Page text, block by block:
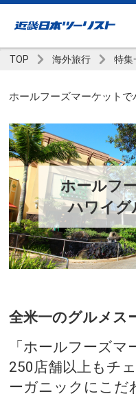
TOP 海外旅行 特集
ホールフーズマーケットで
ホールフ
ハワイグ
全米一のグルメス
「ホールフーズ
250店舗以上もチ
ーガニックにこだ